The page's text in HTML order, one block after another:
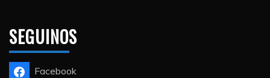
SEGUINOS
Facebook